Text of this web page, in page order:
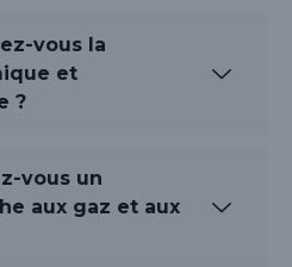
vous la
et
?
vous un
aux gaz et aux